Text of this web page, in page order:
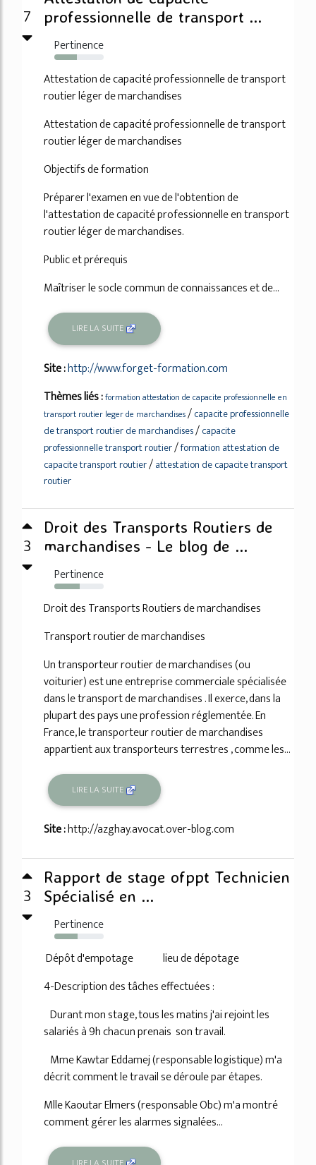
7
professionnelle de transport ...
Pertinence
46%
Attestation de capacité professionnelle de transport
routier léger de marchandises
Attestation de capacité professionnelle de transport
routier léger de marchandises
Objectifs de formation
Préparer l'examen en vue de l'obtention de
l'attestation de capacité professionnelle en transport
routier léger de marchandises.
Public et prérequis
Maîtriser le socle commun de connaissances et de...
LIRE LA SUITE
Site :http://www.forget-formation.com
Thèmes liés :formation attestation de capacite professionnelle en
transport routier leger de marchandises/capacite professionnelle
de transport routier de marchandises/capacite
professionnelle transport routier/formation attestation de
capacite transport routier/attestation de capacite transport
routier
3
Droit des Transports Routiers de
marchandises - Le blog de ...
Pertinence
51%
Droit des Transports Routiers de marchandises
Transport routier de marchandises
Un transporteur routier de marchandises (ou
voiturier) est une entreprise commerciale spécialisée
dans le transport de marchandises . Il exerce, dans la
plupart des pays une profession réglementée. En
France, le transporteur routier de marchandises
appartient aux transporteurs terrestres , comme les...
LIRE LA SUITE
Site :http://azghay.avocat.over-blog.com
3
Rapport de stage ofppt Technicien
Spécialisé en ...
Pertinence
47%
Dépôt d'empotage lieu de dépotage
4-Description des tâches effectuées :
Durant mon stage, tous les matins j'ai rejoint les
salariés à 9h chacun prenais son travail.
Mme Kawtar Eddamej (responsable logistique) m'a
décrit comment le travail se déroule par étapes.
Mlle Kaoutar Elmers (responsable Obc) m'a montré
comment gérer les alarmes signalées...